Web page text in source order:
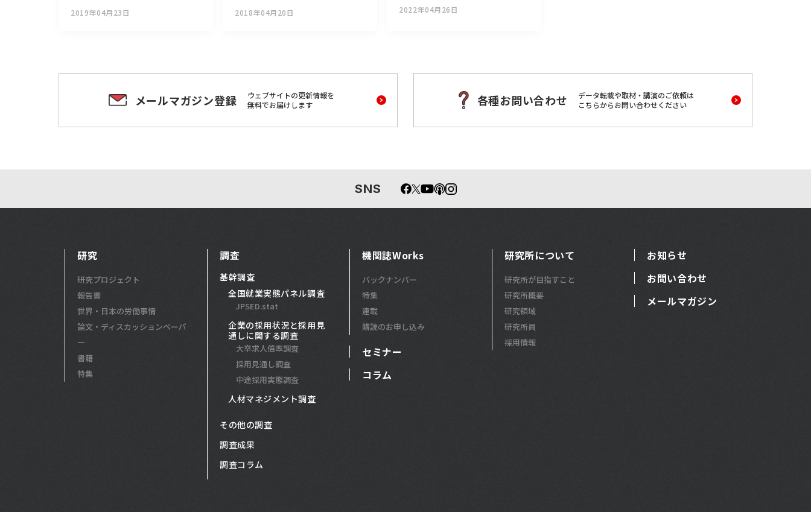
2019年04月23日 2018年04月20日 2022年04月26日
メールマガジン登録
ウェブサイトの更新情報を
無料でお届けします
各種お問い合わせ
データ転載や取材・講演のご依頼は
こちらからお問い合わせください
SNS
研究
研究プロジェクト
報告書
世界・日本の労働事情
論文・ディスカッションペーパ
ー
書籍
特集
調査
基幹調査
全国就業実態パネル調査
JPSED.stat
企業の採用状況と採用見
通しに関する調査
大卒求人倍率調査
採用見通し調査
中途採用実態調査
人材マネジメント調査
その他の調査
調査成果
調査コラム
機関誌Works
バックナンバー
特集
連載
購読のお申し込み
セミナー
コラム
研究所について
研究所が目指すこと
研究所概要
研究領域
研究所員
採用情報
お知らせ
お問い合わせ
メールマガジン